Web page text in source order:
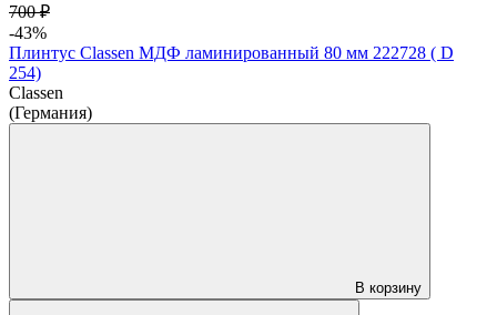
700 ₽
-43%
Плинтус Classen МДФ ламинированный 80 мм 222728 ( D
254)
Classen
(Германия)
В корзину